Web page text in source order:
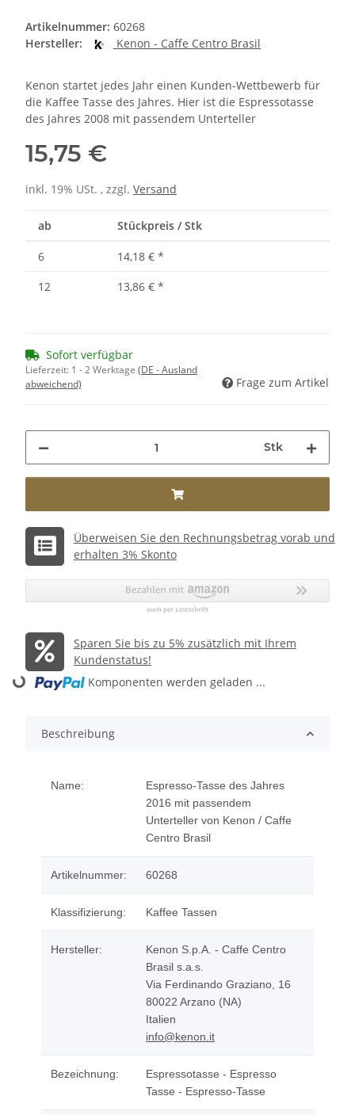
Artikelnummer: 60268
Hersteller:
Kenon - Caffe Centro Brasil
Kenon startet jedes Jahr einen Kunden-Wettbewerb für
die Kaffee Tasse des Jahres. Hier ist die Espressotasse
des Jahres 2008 mit passendem Unterteller
15,75 €
inkl. 19% USt. , zzgl. Versand
ab Stückpreis / Stk
6 14,18 € *
12
13,86 € *
Sofort verfügbar
Lieferzeit: 1 - 2 Werktage (DE - Ausland
abweichend)
Frage zum Artikel
Stk
Überweisen Sie den Rechnungsbetrag vorab und
erhalten 3% Skonto
Sparen Sie bis zu 5% zusätzlich mit Ihrem
Kundenstatus!
Loading... Komponenten werden geladen ...
Beschreibung
Name:
Espresso-Tasse des Jahres
2016 mit passendem
Unterteller von Kenon / Caffe
Centro Brasil
Artikelnummer: 60268
Klassifizierung: Kaffee Tassen
Hersteller:
Kenon S.p.A. - Caffe Centro
Brasil s.a.s.
Via Ferdinando Graziano, 16
80022 Arzano (NA)
Italien
info@kenon.it
Bezeichnung:
Espressotasse - Espresso
Tasse - Espresso-Tasse